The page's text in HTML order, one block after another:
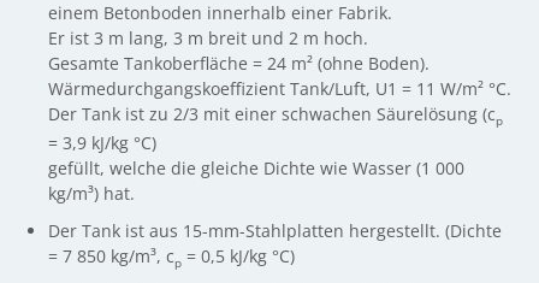
einem Betonboden innerhalb einer Fabrik.
Er ist 3 m lang, 3 m breit und 2 m hoch.
Gesamte Tankoberfläche = 24 m² (ohne Boden).
Wärmedurchgangskoeffizient Tank/Luft, U1 = 11 W/m² °C.
Der Tank ist zu 2/3 mit einer schwachen Säurelösung (cp
= 3,9 kJ/kg °C)
gefüllt, welche die gleiche Dichte wie Wasser (1 000
kg/m³) hat.
Der Tank ist aus 15-mm-Stahlplatten hergestellt. (Dichte
= 7 850 kg/m³, cp = 0,5 kJ/kg °C)